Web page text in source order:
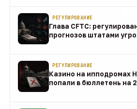
РЕГУЛИРОВАНИЕ
Глава CFTC:
прогнозов штатами
РЕГУЛИРОВАНИЕ
Казино на ипподромах
попали в бюллетень на